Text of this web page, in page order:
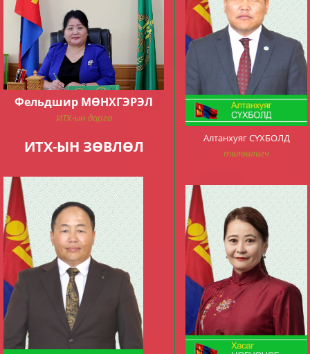
Фельдшир МӨНХГЭРЭЛ
ИТХ-ын дарга
ИТХ-ЫН ЗӨВЛӨЛ
Алтанхуяг СҮХБОЛД
төлөөлөгч